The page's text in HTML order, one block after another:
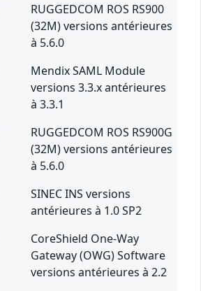
RUGGEDCOM ROS RS900
(32M) versions antérieures
à 5.6.0
Mendix SAML Module
versions 3.3.x antérieures
à 3.3.1
RUGGEDCOM ROS RS900G
(32M) versions antérieures
à 5.6.0
SINEC INS versions
antérieures à 1.0 SP2
CoreShield One-Way
Gateway (OWG) Software
versions antérieures à 2.2